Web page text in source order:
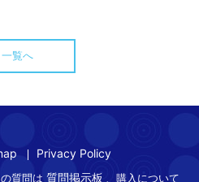
一覧へ
Privacy Policy
質問は 質問掲示板
、購入について